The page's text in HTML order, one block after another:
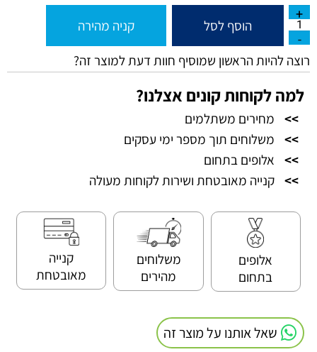
הוסף לסל קניה מהירה
רוצה להיות הראשון שמוסיף חוות דעת למוצר זה?
למה לקוחות קונים אצלנו?
>>
מחירים משתלמים
>>
משלוחים תוך מספר ימי עסקים
>>
אלופים בתחום
>> קנייה מאובטחת ושירות לקוחות מעולה
אלופים
בתחום
משלוחים
מהירים
קנייה
מאובטחת
שאל אותנו על מוצר זה